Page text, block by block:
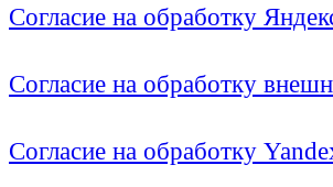
Согласие на обработку
Согласие на обработку
Согласие на обработку